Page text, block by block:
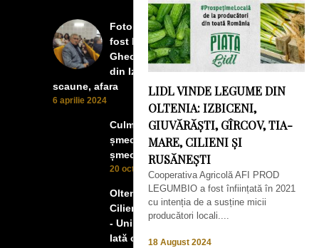
LIDL VINDE LEGUME DIN
OLTENIA: IZBICENI,
GIUVĂRĂȘTI, GÎRCOV, TIA-
MARE, CILIENI ȘI
RUSĂNEȘTI
Cooperativa Agricolă AFI PROD
LEGUMBIO a fost înființată în 2021
cu intenția de a susține micii
producători locali....
18 August 2024
Foto Izbiceni - Lumea buna a
fost la concertul lui Tudor
Gheorghe. Lumea prea buna
din Izbiceni a avut un ecran si
scaune, afara
6 aprilie 2024
Culmea smecheriei! O mașină
șmecheră l-a trădat pe cel mai
șmecher oltean
20 octombrie 2022
Oltenii, Dăbulenii, Izbicenii,
Cilienii s-au înfrățit cu Puchenii
- Unii cu munca, alții cu profitul.
Iată ce a ieșit!